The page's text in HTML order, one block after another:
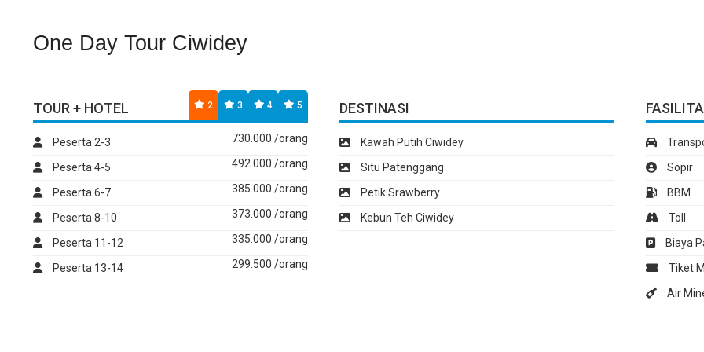
One Day Tour Ciwidey
TOUR + HOTEL 2 3 4 5
Peserta 2-3 730.000 /orang
Peserta 4-5 492.000 /orang
Peserta 6-7 385.000 /orang
Peserta 8-10 373.000 /orang
Peserta 11-12 335.000 /orang
Peserta 13-14 299.500 /orang
DESTINASI
Kawah Putih Ciwidey
Situ Patenggang
Petik Srawberry
Kebun Teh Ciwidey
Sopir
BBM
Toll
Biaya
Tiket
Air